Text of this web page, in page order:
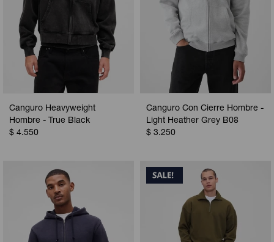
Canguro Heavyweight
Hombre - True Black
$ 4.550
Canguro Con Cierre Hombre -
Light Heather Grey B08
$ 3.250